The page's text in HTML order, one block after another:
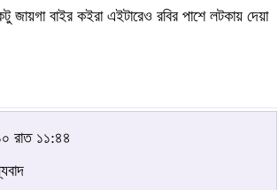
জায়গা বাইর কইরা এইটারেও রবির পাশে লটকায় দেয়া
রাত ১১:৪৪